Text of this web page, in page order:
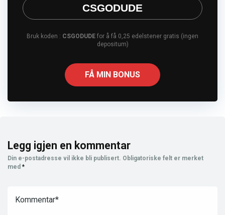
CSGODUDE
Bruk koden : CSGODUDE for å få 0,25 edelstener gratis (ingen
depositum)
FÅ MIN BONUS
Legg igjen en kommentar
Din e-postadresse vil ikke bli publisert. Obligatoriske felt er merket
med *